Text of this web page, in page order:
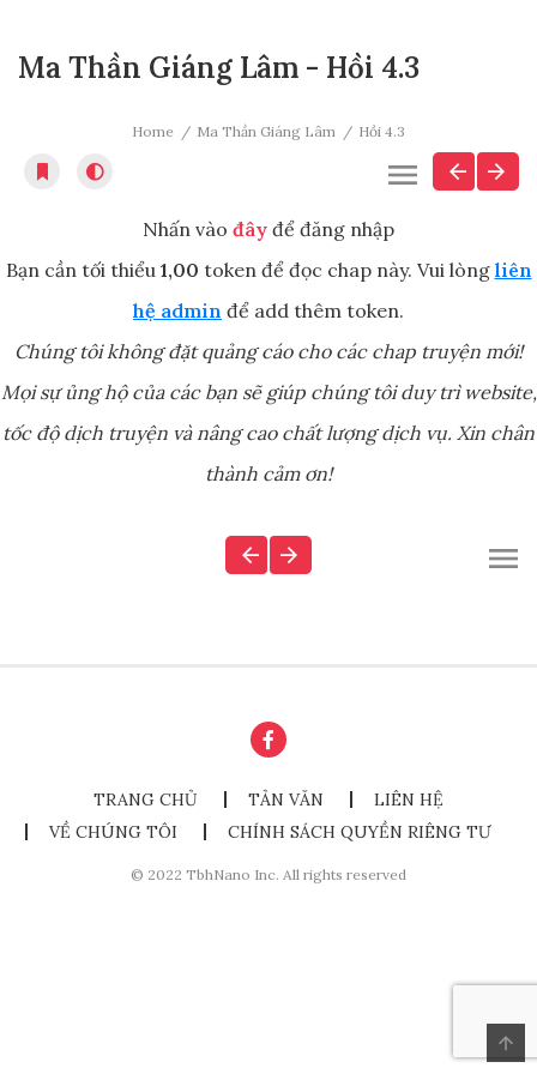
Ma Thần Giáng Lâm - Hồi 4.3
Home Ma Thần Giáng Lâm Hồi 4.3
Nhấn vào đây để đăng nhập
Bạn cần tối thiểu 1,00 token để đọc chap này. Vui lòng liên
hệ admin để add thêm token.
Chúng tôi không đặt quảng cáo cho các chap truyện mới!
Mọi sự ủng hộ của các bạn sẽ giúp chúng tôi duy trì website,
tốc độ dịch truyện và nâng cao chất lượng dịch vụ. Xin chân
thành cảm ơn!
TRANG CHỦ TẢN VĂN
LIÊN HỆ
VỀ CHÚNG TÔI
CHÍNH SÁCH QUYỀN RIÊNG TƯ
© 2022 TbhNano Inc. All rights reserved